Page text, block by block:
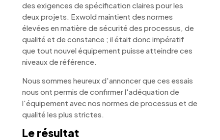
des exigences de spécification claires pour les
deux projets. Exwold maintient des normes
élevées en matière de sécurité des processus, de
qualité et de constance ; il était donc impératif
que tout nouvel équipement puisse atteindre ces
niveaux de référence.
Nous sommes heureux d'annoncer que ces essais
nous ont permis de confirmer l'adéquation de
l'équipement avec nos normes de processus et de
qualité les plus strictes.
Le résultat